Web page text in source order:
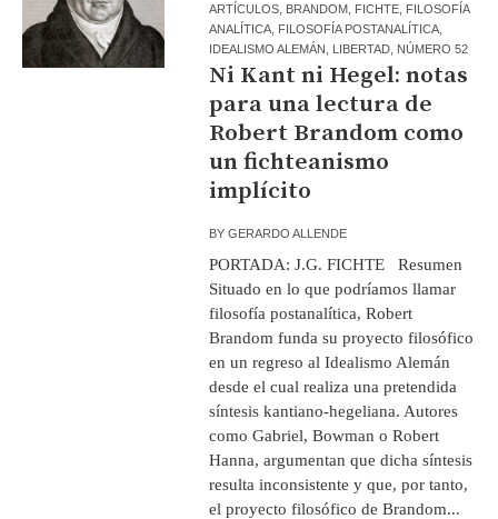
ARTÍCULOS BRANDOM FICHTE FILOSOFÍA
ANALÍTICA FILOSOFÍA POSTANALÍTICA
IDEALISMO ALEMÁN
LIBERTAD NÚMERO 52
Ni Kant ni Hegel: notas
para una lectura de
Robert Brandom como
un fichteanismo
implícito
BYGERARDO ALLENDE
PORTADA: J.G. FICHTE Resumen
Situado en lo que podríamos llamar
filosofía postanalítica, Robert
Brandom funda su proyecto filosófico
en un regreso al Idealismo Alemán
desde el cual realiza una pretendida
síntesis kantiano-hegeliana. Autores
como Gabriel, Bowman o Robert
Hanna, argumentan que dicha síntesis
resulta inconsistente y que, por tanto,
el proyecto filosófico de Brandom...